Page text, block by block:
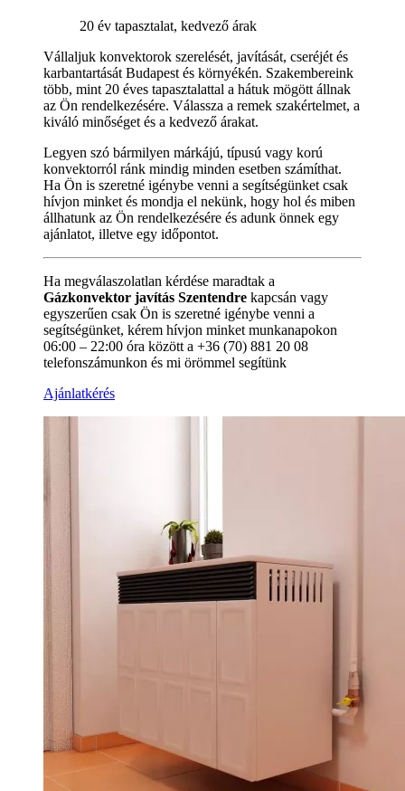
20 év tapasztalat, kedvező árak
Vállaljuk konvektorok szerelését, javítását, cseréjét és
karbantartását Budapest és környékén. Szakembereink
több, mint 20 éves tapasztalattal a hátuk mögött állnak
az Ön rendelkezésére. Válassza a remek szakértelmet, a
kiváló minőséget és a kedvező árakat.
Legyen szó bármilyen márkájú, típusú vagy korú
konvektorról ránk mindig minden esetben számíthat.
Ha Ön is szeretné igénybe venni a segítségünket csak
hívjon minket és mondja el nekünk, hogy hol és miben
állhatunk az Ön rendelkezésére és adunk önnek egy
ajánlatot, illetve egy időpontot.
Ha megválaszolatlan kérdése maradtak a
Gázkonvektor javítás Szentendre kapcsán vagy
egyszerűen csak Ön is szeretné igénybe venni a
segítségünket, kérem hívjon minket munkanapokon
06:00 – 22:00 óra között a +36 (70) 881 20 08
telefonszámunkon és mi örömmel segítünk
Ajánlatkérés